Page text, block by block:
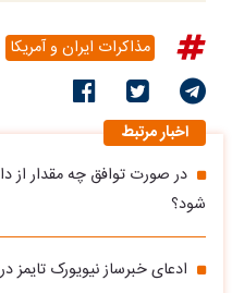
مذاکرات ایران و آمریکا
اخبار مرتبط
در صورت توافق چه مقدار از
شود؟
ادعای خبرساز نیویورک تایمز